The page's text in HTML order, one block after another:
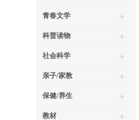
青春文学
科普读物
社会科学
亲子/家教
保健/养生
教材